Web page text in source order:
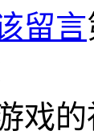
留言
戏